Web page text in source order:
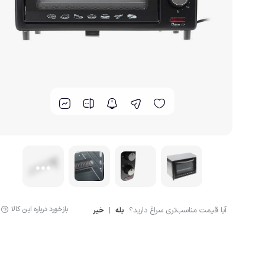
گوشت کوب برقی
لوازم پخت و پز
آیا قیمت مناسب‌تری سراغ دارید؟ بله | خیر بازخورد درباره این کالا